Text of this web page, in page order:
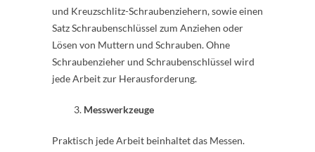
und Kreuzschlitz-Schraubenziehern, sowie einen
Satz Schraubenschlüssel zum Anziehen oder
Lösen von Muttern und Schrauben. Ohne
Schraubenzieher und Schraubenschlüssel wird
jede Arbeit zur Herausforderung.
Messwerkzeuge
Praktisch jede Arbeit beinhaltet das Messen.